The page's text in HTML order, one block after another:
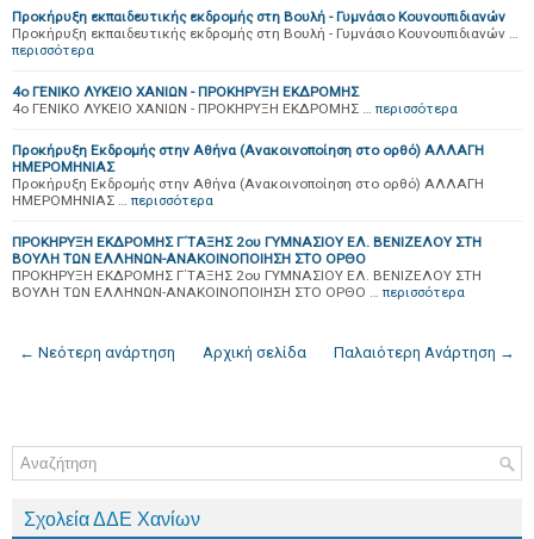
Προκήρυξη εκπαιδευτικής εκδρομής στη Βουλή - Γυμνάσιο Κουνουπιδιανών
Προκήρυξη εκπαιδευτικής εκδρομής στη Βουλή - Γυμνάσιο Κουνουπιδιανών …
περισσότερα
4ο ΓΕΝΙΚΟ ΛΥΚΕΙΟ ΧΑΝΙΩΝ - ΠΡΟΚΗΡΥΞΗ ΕΚΔΡΟΜΗΣ
4ο ΓΕΝΙΚΟ ΛΥΚΕΙΟ ΧΑΝΙΩΝ - ΠΡΟΚΗΡΥΞΗ ΕΚΔΡΟΜΗΣ … περισσότερα
Προκήρυξη Εκδρομής στην Αθήνα (Ανακοινοποίηση στο ορθό) ΑΛΛΑΓΗ
ΗΜΕΡΟΜΗΝΙΑΣ
Προκήρυξη Εκδρομής στην Αθήνα (Ανακοινοποίηση στο ορθό) ΑΛΛΑΓΗ
ΗΜΕΡΟΜΗΝΙΑΣ … περισσότερα
ΠΡΟΚΗΡΥΞΗ ΕΚΔΡΟΜΗΣ Γ΄ΤΑΞΗΣ 2ου ΓΥΜΝΑΣΙΟΥ ΕΛ. ΒΕΝΙΖΕΛΟΥ ΣΤΗ
ΒΟΥΛΗ ΤΩΝ ΕΛΛΗΝΩΝ-ΑΝΑΚΟΙΝΟΠΟΙΗΣΗ ΣΤΟ ΟΡΘΟ
ΠΡΟΚΗΡΥΞΗ ΕΚΔΡΟΜΗΣ Γ΄ΤΑΞΗΣ 2ου ΓΥΜΝΑΣΙΟΥ ΕΛ. ΒΕΝΙΖΕΛΟΥ ΣΤΗ
ΒΟΥΛΗ ΤΩΝ ΕΛΛΗΝΩΝ-ΑΝΑΚΟΙΝΟΠΟΙΗΣΗ ΣΤΟ ΟΡΘΟ … περισσότερα
← Νεότερη ανάρτηση Παλαιότερη Ανάρτηση →
Αρχική σελίδα
Σχολεία ΔΔΕ Χανίων